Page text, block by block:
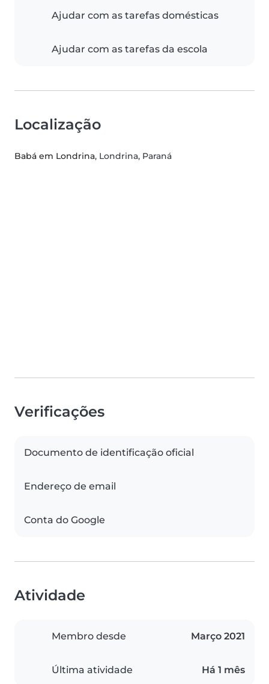
Ajudar com as tarefas domésticas
Ajudar com as tarefas da escola
Localização
Babá em Londrina, Londrina, Paraná
Verificações
Documento de identificação oficial
Endereço de email
Conta do Google
Atividade
Membro desde Março 2021
Última atividade Há 1 mês